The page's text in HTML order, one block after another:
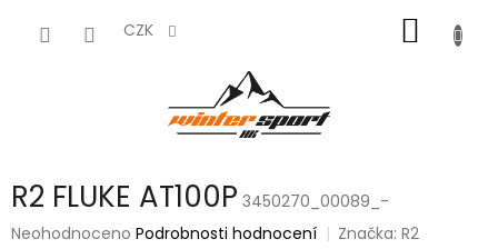
CZK
KOŠÍK
R2 FLUKE AT100P 3450270_00089_-
Průměrné
Neohodnoceno Podrobnosti hodnocení Značka:R2